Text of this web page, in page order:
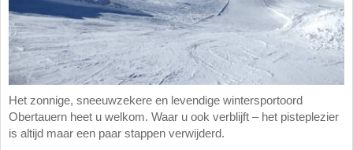
Het zonnige, sneeuwzekere en levendige wintersportoord
Obertauern heet u welkom. Waar u ook verblijft – het pisteplezier
is altijd maar een paar stappen verwijderd.